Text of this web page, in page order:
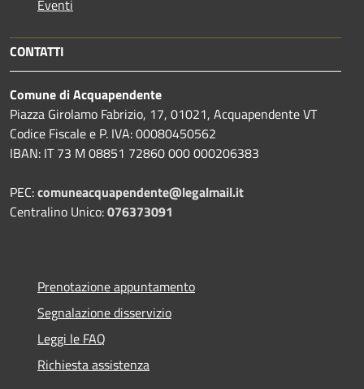
Eventi
CONTATTI
Comune di Acquapendente
Piazza Girolamo Fabrizio, 17, 01021, Acquapendente VT
Codice Fiscale e P. IVA: 00080450562
IBAN: IT 73 M 08851 72860 000 000206383
PEC:comuneacquapendente@legalmail.it
Centralino Unico:076373091
Prenotazione appuntamento
Segnalazione disservizio
Leggi le FAQ
Richiesta assistenza